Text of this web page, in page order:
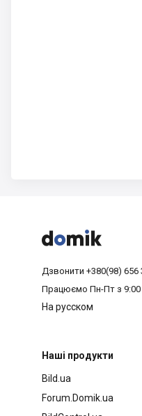



Дзвонити +380(98) 656
Працюємо Пн-Пт з
На русском
Наші продукти
Bild.ua
Forum.Domik.ua